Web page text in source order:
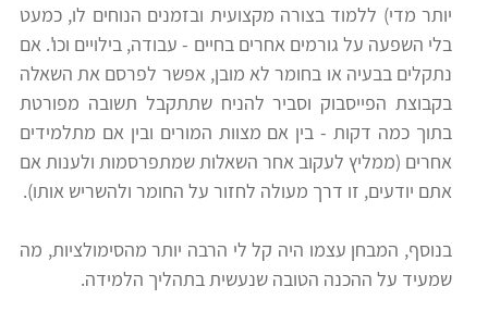
קורסי
פסיכומטרי
תלמידים
ממליצים
הכנה
למבחני
מיון
לעבודה
ניב
חיפוש
לימודים
יותר מדי) ללמוד בצורה מקצועית ובזמנים הנוחים לו, כמעט
בלי השפעה על גורמים אחרים בחיים - עבודה, בילויים וכו'. אם
נתקלים בבעיה או בחומר לא מובן, אפשר לפרסם את השאלה
בקבוצת הפייסבוק וסביר להניח שתתקבל תשובה מפורטת
בתוך כמה דקות - בין אם מצוות המורים ובין אם מתלמידים
אחרים (ממליץ לעקוב אחר השאלות שמתפרסמות ולענות אם
אתם יודעים, זו דרך מעולה לחזור על החומר ולהשריש אותו).
בנוסף, המבחן עצמו היה קל לי הרבה יותר מהסימולציות, מה
שמעיד על ההכנה הטובה שנעשית בתהליך הלמידה.